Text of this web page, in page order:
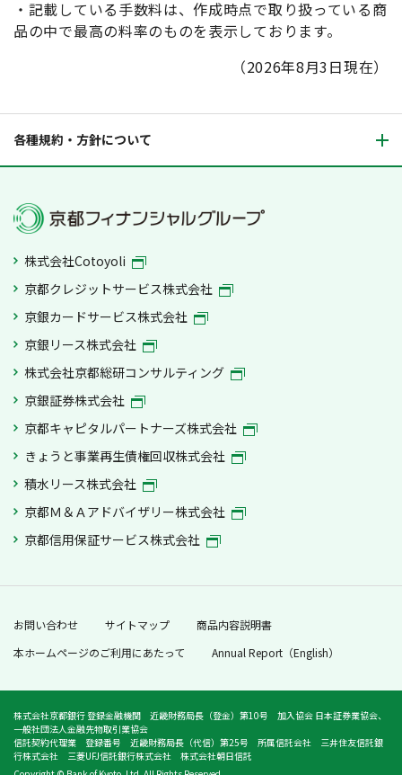
・記載している手数料は、作成時点で取り扱っている商
品の中で最高の料率のものを表示しております。
（2026年8月3日現在）
各種規約・方針について
株式会社Cotoyoli
京都クレジットサービス株式会社
京銀カードサービス株式会社
京銀リース株式会社
株式会社京都総研コンサルティング
京銀証券株式会社
京都キャピタルパートナーズ株式会社
きょうと事業再生債権回収株式会社
積水リース株式会社
京都Ｍ＆Ａアドバイザリー株式会社
京都信用保証サービス株式会社
お問い合わせ サイトマップ
商品内容説明書
本ホームページのご利用にあたって
Annual Report（English）
株式会社京都銀行 登録金融機関 近畿財務局長（登金）第10号 加入協会 日本証券業協会、
一般社団法人金融先物取引業協会
信託契約代理業 登録番号 近畿財務局長（代信）第25号 所属信託会社 三井住友信託銀
行株式会社 三菱UFJ信託銀行株式会社 株式会社朝日信託